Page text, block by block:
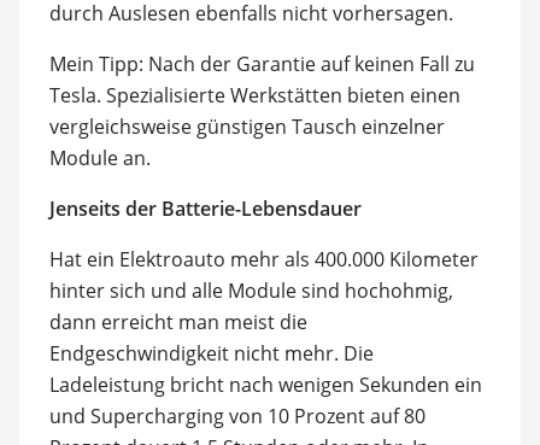
durch Auslesen ebenfalls nicht vorhersagen.
Mein Tipp: Nach der Garantie auf keinen Fall zu
Tesla. Spezialisierte Werkstätten bieten einen
vergleichsweise günstigen Tausch einzelner
Module an.
Jenseits der Batterie-Lebensdauer
Hat ein Elektroauto mehr als 400.000 Kilometer
hinter sich und alle Module sind hochohmig,
dann erreicht man meist die
Endgeschwindigkeit nicht mehr. Die
Ladeleistung bricht nach wenigen Sekunden ein
und Supercharging von 10 Prozent auf 80